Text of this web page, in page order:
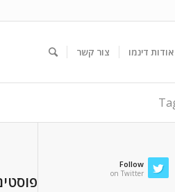
אודות דינמו צור קשר
Follow
on Twitter